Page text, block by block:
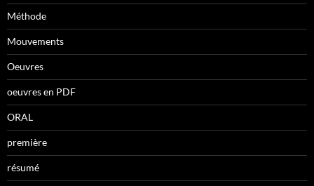
Méthode
Mouvements
Oeuvres
oeuvres en PDF
ORAL
première
résumé